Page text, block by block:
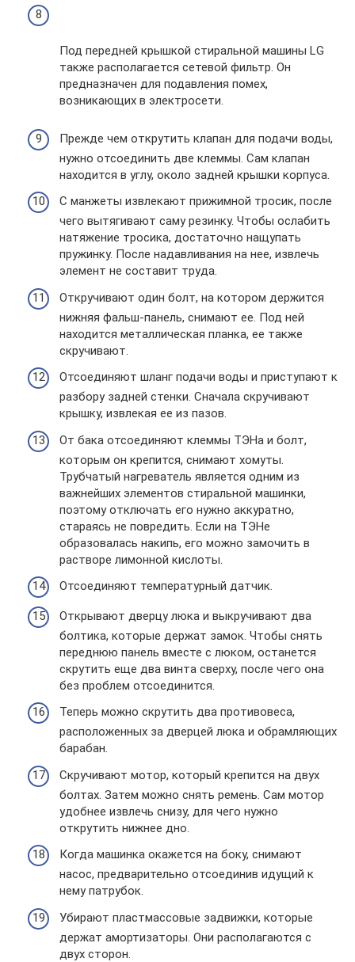
Под передней крышкой стиральной машины LG
также располагается сетевой фильтр. Он
предназначен для подавления помех,
возникающих в электросети.
Прежде чем открутить клапан для подачи воды,
нужно отсоединить две клеммы. Сам клапан
находится в углу, около задней крышки корпуса.
С манжеты извлекают прижимной тросик, после
чего вытягивают саму резинку. Чтобы ослабить
натяжение тросика, достаточно нащупать
пружинку. После надавливания на нее, извлечь
элемент не составит труда.
Откручивают один болт, на котором держится
нижняя фальш-панель, снимают ее. Под ней
находится металлическая планка, ее также
скручивают.
Отсоединяют шланг подачи воды и приступают к
разбору задней стенки. Сначала скручивают
крышку, извлекая ее из пазов.
От бака отсоединяют клеммы ТЭНа и болт,
которым он крепится, снимают хомуты.
Трубчатый нагреватель является одним из
важнейших элементов стиральной машинки,
поэтому отключать его нужно аккуратно,
стараясь не повредить. Если на ТЭНе
образовалась накипь, его можно замочить в
растворе лимонной кислоты.
Отсоединяют температурный датчик.
Открывают дверцу люка и выкручивают два
болтика, которые держат замок. Чтобы снять
переднюю панель вместе с люком, останется
скрутить еще два винта сверху, после чего она
без проблем отсоединится.
Теперь можно скрутить два противовеса,
расположенных за дверцей люка и обрамляющих
барабан.
Скручивают мотор, который крепится на двух
болтах. Затем можно снять ремень. Сам мотор
удобнее извлечь снизу, для чего нужно
открутить нижнее дно.
Когда машинка окажется на боку, снимают
насос, предварительно отсоединив идущий к
нему патрубок.
Убирают пластмассовые задвижки, которые
держат амортизаторы. Они располагаются с
двух сторон.